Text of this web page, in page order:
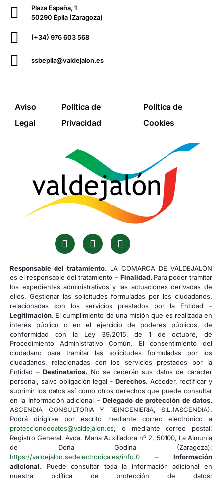
Plaza España, 1
50290 Épila (Zaragoza)
(+34) 976 603 568
ssbepila@valdejalon.es
Aviso
Legal
Política de
Privacidad
Política de
Cookies
Responsable del tratamiento. LA COMARCA DE VALDEJALÓN
es el responsable del tratamiento – Finalidad. Para poder tramitar
los expedientes administrativos y las actuaciones derivadas de
ellos. Gestionar las solicitudes formuladas por los ciudadanos,
relacionadas con los servicios prestados por la Entidad –
Legitimación. El cumplimiento de una misión que es realizada en
interés público o en el ejercicio de poderes públicos, de
conformidad con la Ley 39/2015, de 1 de octubre, de
Procedimiento Administrativo Común. El consentimiento del
ciudadano para tramitar las solicitudes formuladas por los
ciudadanos, relacionadas con los servicios prestados por la
Entidad –Destinatarios. No se cederán sus datos de carácter
personal, salvo obligación legal – Derechos.Acceder, rectificar y
suprimir los datos así como otros derechos que puede consultar
en la Información adicional –Delegado de protección de datos.
ASCENDIA CONSULTORIA Y REINGENIERIA, S.L.(ASCENDIA).
Podrá dirigirse por escrito mediante correo electrónico a
protecciondedatos@valdejalon.es; o mediante correo postal:
Registro General. Avda. María Auxiliadora nº 2, 50100, La Almunia
de Doña Godina (Zaragoza);
https://valdejalon.sedelectronica.es/info.0 – Información
adicional. Puede consultar toda la información adicional en
nuestra política de protección de datos: